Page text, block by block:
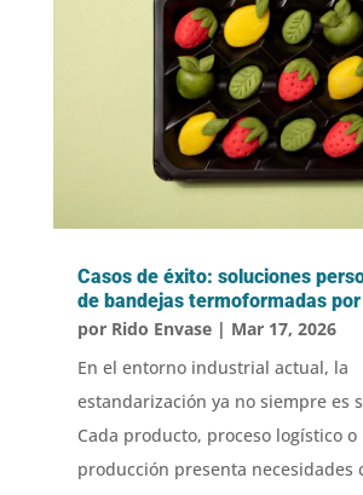
Casos de éxito: soluciones
de bandejas termoformadas
por Rido Envase| Mar 17, 2026
En el entorno industrial actual, la
estandarización ya no siempre es
Cada producto, proceso logístico
producción presenta necesidades